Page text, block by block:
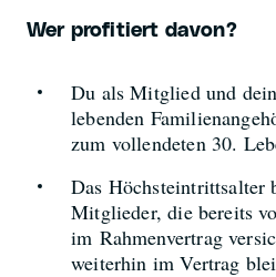
Wer profitiert davon?
Du als Mitglied und
lebenden
zum vollendeten 30.
Das Höchsteintrittsalter
Mitglieder, die bereits
im Rahmenvertrag
weiterhin im Vertrag